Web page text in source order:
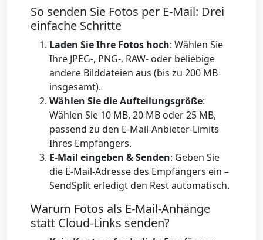
So senden Sie Fotos per E-Mail: Drei
einfache Schritte
Laden Sie Ihre Fotos hoch: Wählen Sie
Ihre JPEG-, PNG-, RAW- oder beliebige
andere Bilddateien aus (bis zu 200 MB
insgesamt).
Wählen Sie die Aufteilungsgröße:
Wählen Sie 10 MB, 20 MB oder 25 MB,
passend zu den E-Mail-Anbieter-Limits
Ihres Empfängers.
E-Mail eingeben & Senden: Geben Sie
die E-Mail-Adresse des Empfängers ein –
SendSplit erledigt den Rest automatisch.
Warum Fotos als E-Mail-Anhänge
statt Cloud-Links senden?